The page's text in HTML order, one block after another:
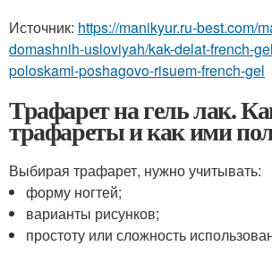
Источник: https://manikyur.ru-best.com/
domashnih-usloviyah/kak-delat-french-
poloskami-poshagovo-risuem-french-gel
Трафарет на гель лак.
трафареты и как ими
Выбирая трафарет, нужно учитывать:
форму ногтей;
варианты рисунков;
простоту или сложность